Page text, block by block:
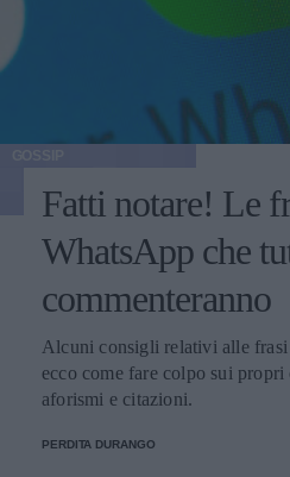
Fatti notare! Le
WhatsApp che
commenteranno
Alcuni consigli relativi alle
ecco come fare colpo sui
aforismi e citazioni.
PERDITA DURANGO